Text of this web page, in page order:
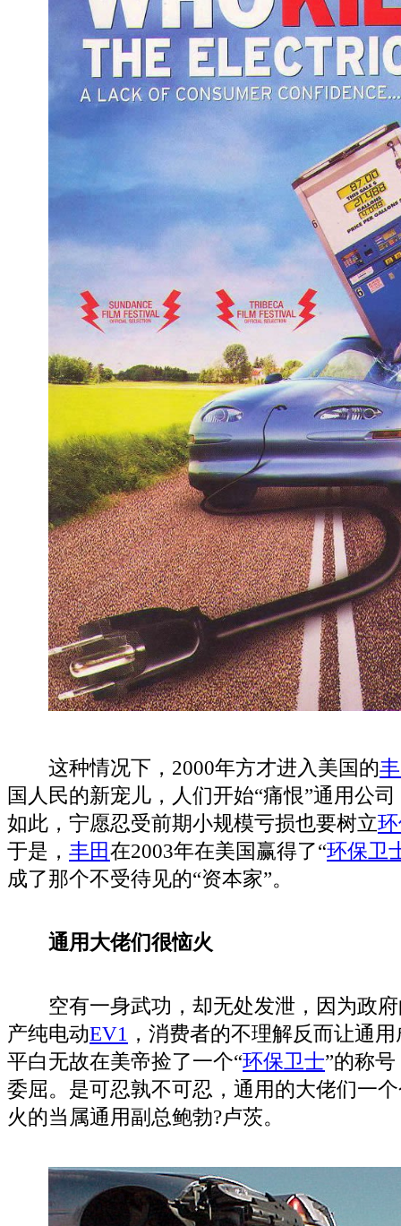
这种情况下，2000年方才进入美国的
国人民的新宠儿，人们开始“痛恨”通用公
如此，宁愿忍受前期小规模亏损也要树立
于是， 丰田在2003年在美国赢得了“环保卫
成了那个不受待见的“资本家”。
通用大佬们很恼火
空有一身武功，却无处发泄，因为政府
产纯电动EV1 ，消费者的不理解反而让通
平白无故在美帝捡了一个“环保卫士”的称
委屈。是可忍孰不可忍，通用的大佬们一
火的当属通用副总鲍勃?卢茨。